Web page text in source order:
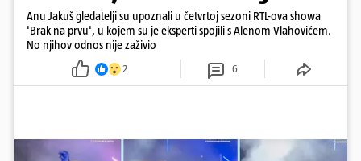
Anu Jakuš gledatelji su upoznali u četvrtoj sezoni RTL-ova showa
'Brak na prvu', u kojem su je eksperti spojili s Alenom Vlahovićem.
No njihov odnos nije zaživio
2 6